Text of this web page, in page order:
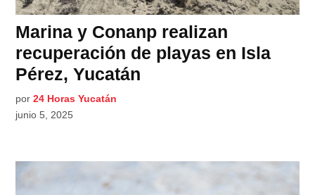
Marina y Conanp realizan
recuperación de playas en Isla
Pérez, Yucatán
por 24 Horas Yucatán
junio 5, 2025